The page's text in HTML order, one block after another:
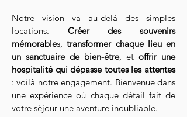
Notre vision va au-delà des simples
locations. Créer des souvenirs
mémorables,transformer chaque lieu en
un sanctuaire de bien-être, et offrir une
hospitalité qui dépasse toutes les attentes
: voilà notre engagement. Bienvenue dans
une expérience où chaque détail fait de
votre séjour une aventure inoubliable.